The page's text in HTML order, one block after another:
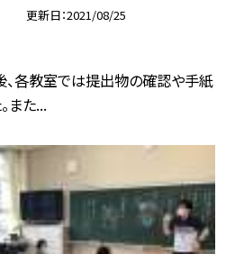
更新日 2021/08/25
各教室では提出物の確認や手紙
また...